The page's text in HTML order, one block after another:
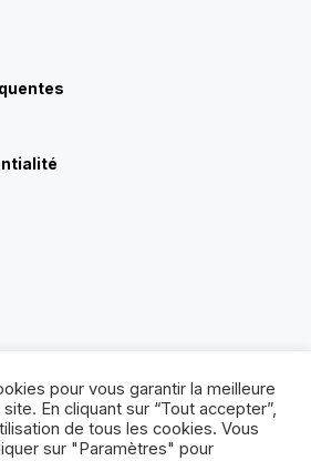
pour vous garantir la meilleure
En cliquant sur “Tout accepter”,
de tous les cookies. Vous
sur "Paramètres" pour